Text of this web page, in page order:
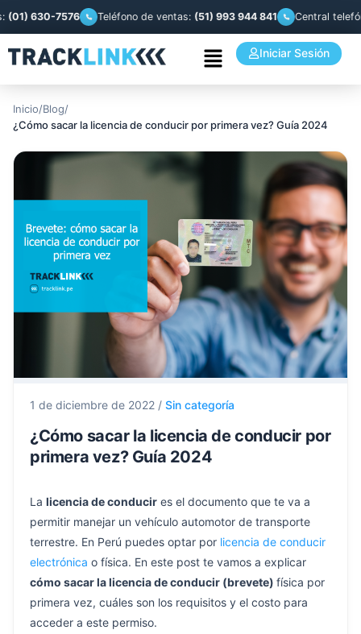
630-7576 Teléfono de ventas:(51) 993 944 841 Central telefónica:
Iniciar Sesión
Inicio/Blog/
¿Cómo sacar la licencia de conducir por primera vez? Guía 2024
1 de diciembre de 2022 / Sin categoría
¿Cómo sacar la licencia de conducir por
primera vez? Guía 2024
La licencia de conducir es el documento que te va a
permitir manejar un vehículo automotor de transporte
terrestre. En Perú puedes optar por licencia de conducir
electrónica o física. En este post te vamos a explicar
cómo sacar la licencia de conducir (brevete) física por
primera vez, cuáles son los requisitos y el costo para
acceder a este permiso.